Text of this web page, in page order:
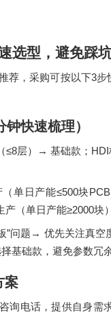
选型，避免踩
荐，采购可按以下3步
钟快速梳理）
≤8层） → 基础款； HDI
单日产能≤500块PCB
产（单日产能≥2000块
”问题 → 优先关注真空
基础款，避免参数冗
案
询电话，提供自身需